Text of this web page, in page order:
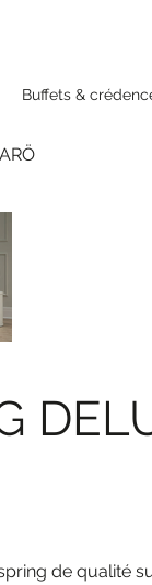
Buffets &
de qualité